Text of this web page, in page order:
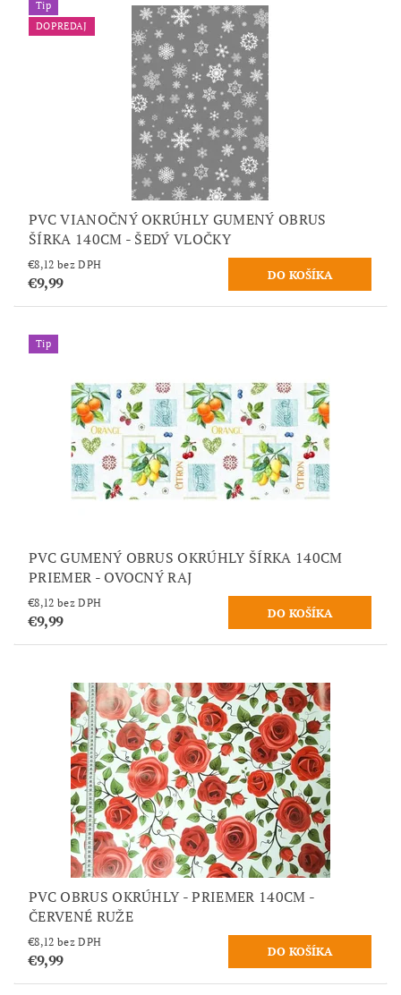
Tip
DOPREDAJ
PVC VIANOČNÝ OKRÚHLY GUMENÝ OBRUS
ŠÍRKA 140CM - ŠEDÝ VLOČKY
€8,12 bez DPH
€9,99
Tip
PVC GUMENÝ OBRUS OKRÚHLY ŠÍRKA 140CM
PRIEMER - OVOCNÝ RAJ
€8,12 bez DPH
€9,99
PVC OBRUS OKRÚHLY - PRIEMER 140CM -
ČERVENÉ RUŽE
€8,12 bez DPH
€9,99